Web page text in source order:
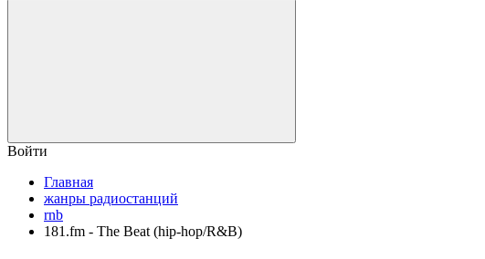
Войти
Главная
жанры радиостанций
rnb
181.fm - The Beat (hip-hop/R&B)